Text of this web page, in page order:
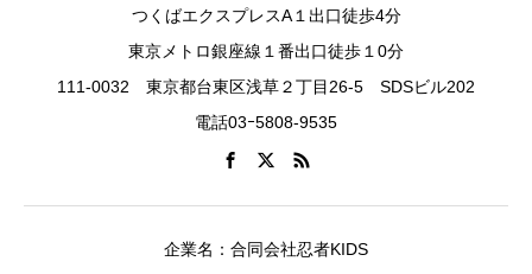
つくばエクスプレスA１出口徒歩4分
東京メトロ銀座線１番出口徒歩１0分
111-0032 東京都台東区浅草２丁目26-5 SDSビル202
電話03ｰ5808-9535
企業名：合同会社忍者KIDS